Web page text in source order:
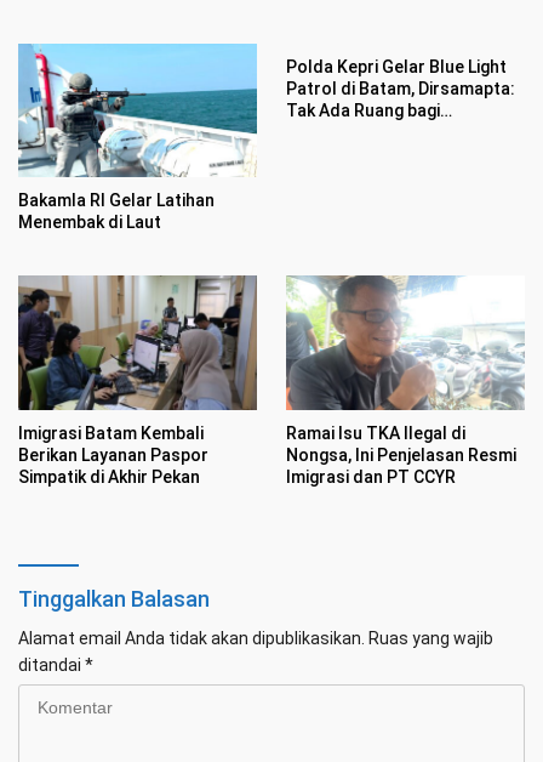
Bakamla RI Gelar Latihan
Menembak di Laut
Polda Kepri Gelar Blue Light
Patrol di Batam, Dirsamapta:
Tak Ada Ruang bagi
Imigrasi Batam Kembali
Berikan Layanan Paspor
Simpatik di Akhir Pekan
Ramai Isu TKA Ilegal di
Nongsa, Ini Penjelasan Resmi
Imigrasi dan PT CCYR
Tinggalkan Balasan
Alamat email Anda tidak akan dipublikasikan. Ruas yang wajib
ditandai *